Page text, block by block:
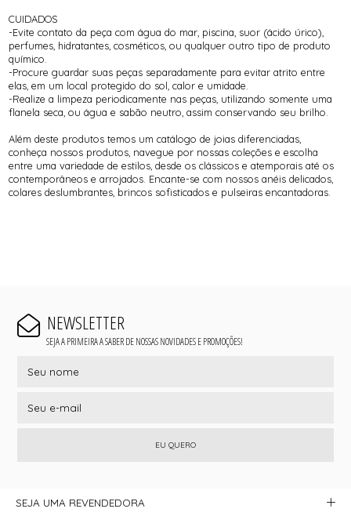
CUIDADOS
-Evite contato da peça com água do mar, piscina, suor (ácido úrico),
perfumes, hidratantes, cosméticos, ou qualquer outro tipo de produto
químico.
-Procure guardar suas peças separadamente para evitar atrito entre
elas, em um local protegido do sol, calor e umidade.
-Realize a limpeza periodicamente nas peças, utilizando somente uma
flanela seca, ou água e sabão neutro, assim conservando seu brilho.
Além deste produtos temos um catálogo de joias diferenciadas,
conheça nossos produtos, navegue por nossas coleções e escolha
entre uma variedade de estilos, desde os clássicos e atemporais até os
contemporâneos e arrojados. Encante-se com nossos anéis delicados,
colares deslumbrantes, brincos sofisticados e pulseiras encantadoras.
NEWSLETTER
SEJA A PRIMEIRA A SABER DE NOSSAS NOVIDADES E PROMOÇÕES!
EU QUERO
SEJA UMA REVENDEDORA